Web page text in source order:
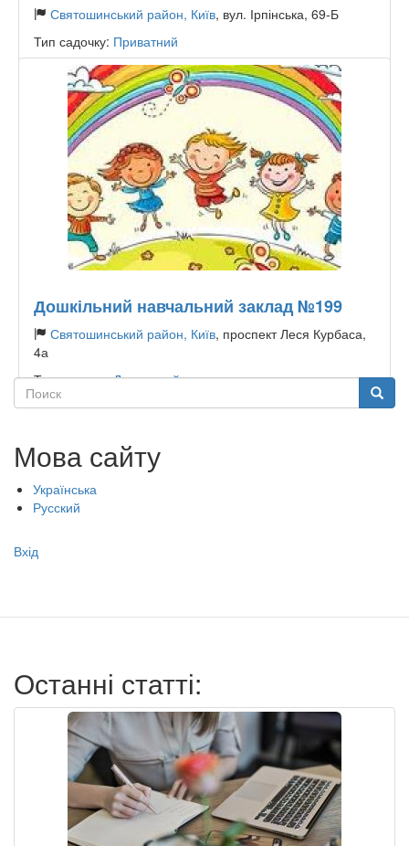
Святошинський район, Київ, вул. Ірпінська, 69-Б
Тип садочку: Приватний
Дошкільний навчальний заклад №199
Святошинський район, Київ, проспект Леся Курбаса,
4а
Тип садочку:Державний
Поиск Поиск
Мова сайту
Українська
Русский
Меню
записи
Вхід
Останні статті: